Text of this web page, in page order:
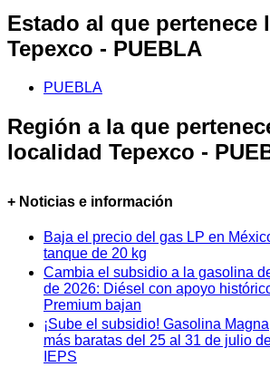
Estado al que pertenece
Tepexco - PUEBLA
PUEBLA
Región a la que
localidad Tepexco -
+ Noticias e información
Baja el precio del gas LP en
tanque de 20 kg
Cambia el subsidio a la gasolina
de 2026: Diésel con apoyo
Premium bajan
¡Sube el subsidio! Gasolina
más baratas del 25 al 31 de julio
IEPS